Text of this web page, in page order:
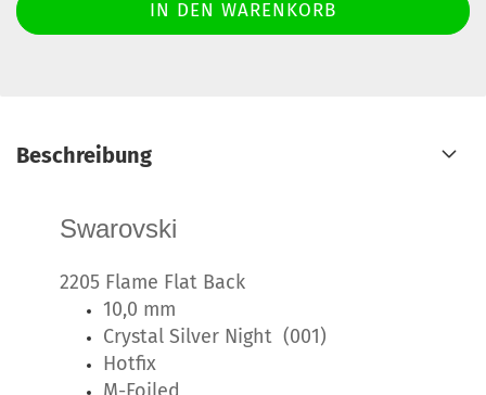
Beschreibung
Swarovski
2205 Flame Flat Back
10,0 mm
Crystal Silver Night (001)
Hotfix